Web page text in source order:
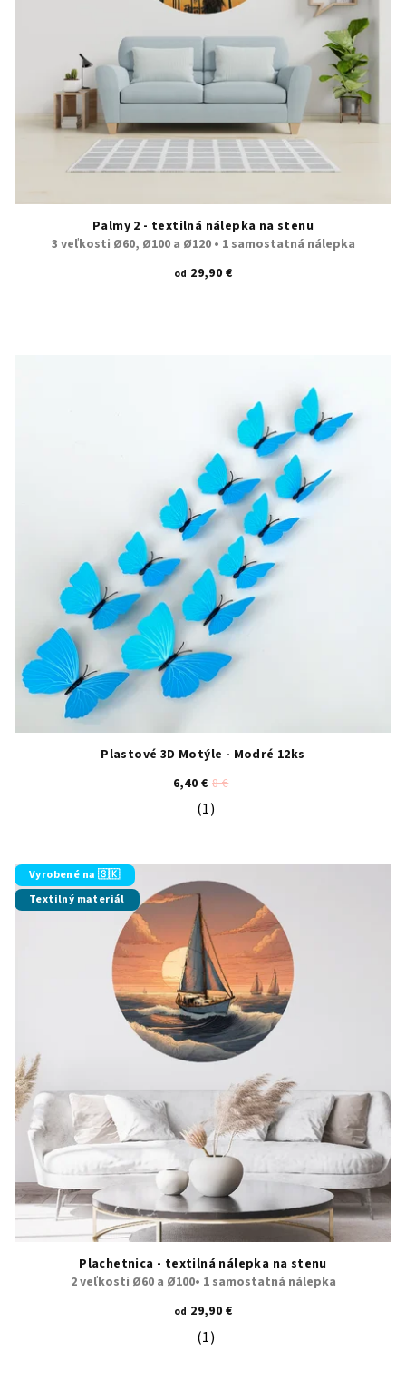
Palmy 2 - textilná nálepka na stenu
3 veľkosti Ø60, Ø100 a Ø120 • 1 samostatná nálepka
od 29,90 €
Plastové 3D Motýle - Modré 12ks
6,40 € 8 €
Priemerné hodnotenie produktu
(1)
Vyrobené na 🇸🇰
Textilný materiál
Plachetnica - textilná nálepka na stenu
2 veľkosti Ø60 a Ø100• 1 samostatná nálepka
od 29,90 €
Priemerné hodnotenie produktu
(1)